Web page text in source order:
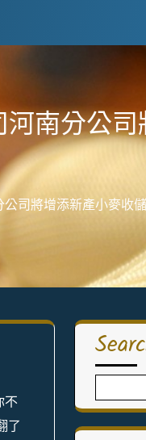
南分公
司將增添新產小麥收
不
了
for: